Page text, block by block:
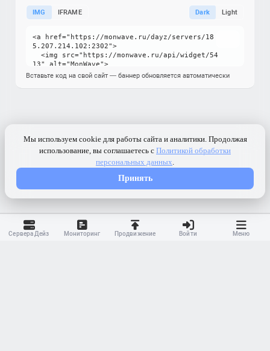
IMG IFRAME Dark Light
Вставьте код на свой сайт — баннер обновляется автоматически
Сервера Дейз Мониторинг Продвижение Войти Меню